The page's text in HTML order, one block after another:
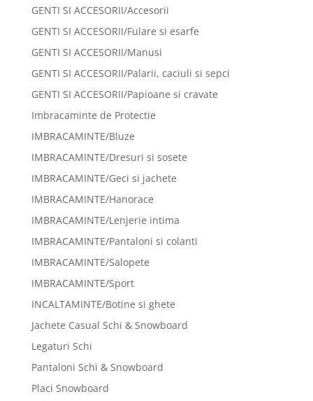
GENTI SI ACCESORII/Accesorii
GENTI SI ACCESORII/Fulare si esarfe
GENTI SI ACCESORII/Manusi
GENTI SI ACCESORII/Palarii, caciuli si sepci
GENTI SI ACCESORII/Papioane si cravate
Imbracaminte de Protectie
IMBRACAMINTE/Bluze
IMBRACAMINTE/Dresuri si sosete
IMBRACAMINTE/Geci si jachete
IMBRACAMINTE/Hanorace
IMBRACAMINTE/Lenjerie intima
IMBRACAMINTE/Pantaloni si colanti
IMBRACAMINTE/Salopete
IMBRACAMINTE/Sport
INCALTAMINTE/Botine si ghete
Jachete Casual Schi & Snowboard
Legaturi Schi
Pantaloni Schi & Snowboard
Placi Snowboard